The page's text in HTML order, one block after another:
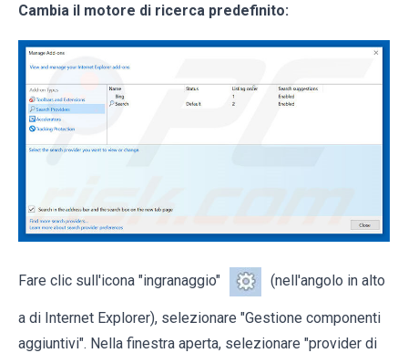
Cambia il motore di ricerca predefinito:
Fare clic sull'icona "ingranaggio" (nell'angolo in alto
a di Internet Explorer), selezionare "Gestione componenti
aggiuntivi". Nella finestra aperta, selezionare "provider di